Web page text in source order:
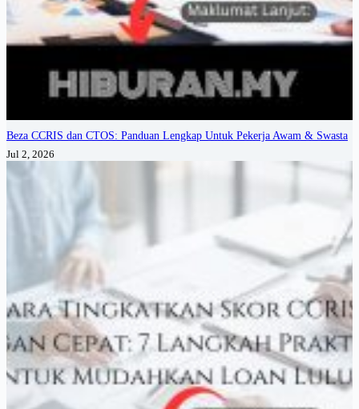
Beza CCRIS dan CTOS: Panduan Lengkap Untuk Pekerja Awam & Swasta
Jul 2, 2026